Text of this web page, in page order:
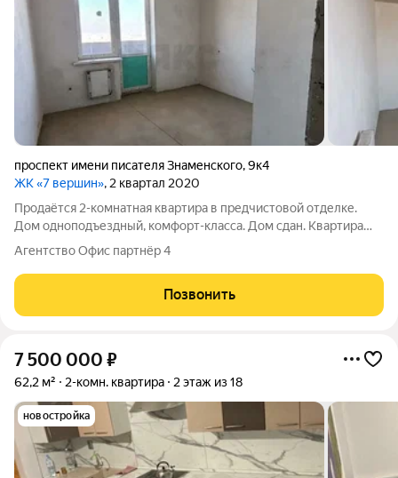
проспект имени писателя Знаменского,9к4
ЖК «7 вершин», 2 квартал 2020
Продаётся 2-комнатная квартира в предчистовой отделке.
Дом одноподъездный, комфорт-класса. Дом сдан. Квартира
готова к ремонту и воплощению Ваших дизайнерских
решений. В подъезде 4 лифта! Возможна ипотека. Дом
расположен в хорошей локации, в районе с
Агентство Офис партнёр 4
Позвонить
7 500 000 ₽
62,2 м² 2-комн. квартира 2 этаж из 18
новостройка